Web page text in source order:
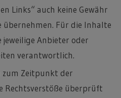
Links“ auch keine Gewähr
Für die Inhalte
jeweilige Anbieter oder
verantwortlich.
zum Zeitpunkt der
Rechtsverstöße überprüft